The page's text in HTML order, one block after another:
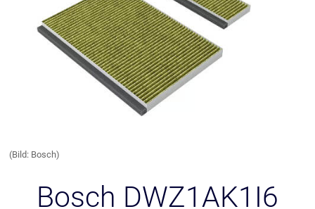
(Bild: Bosch)
Bosch DWZ1AK1I6